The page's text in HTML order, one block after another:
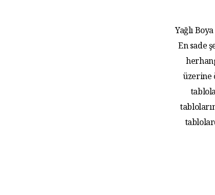
Yağlı
En sade
üzerine